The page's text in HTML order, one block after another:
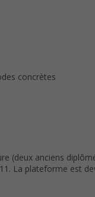
concrètes
(deux anciens
La plateforme est